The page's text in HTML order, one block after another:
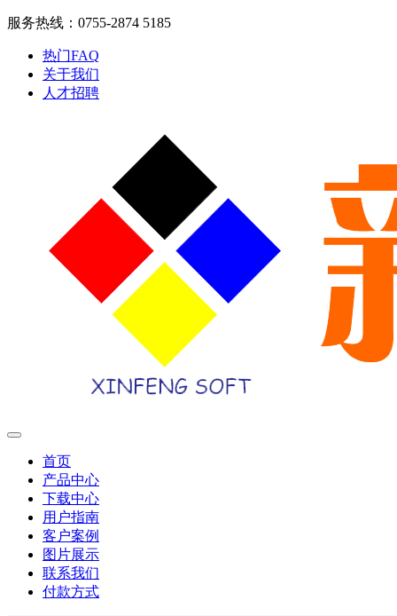
服务热线：0755-2874 5185
热门FAQ
关于我们
人才招聘
首页
产品中心
下载中心
用户指南
客户案例
图片展示
联系我们
付款方式